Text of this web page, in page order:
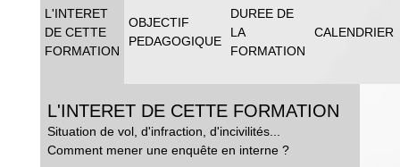
L'INTERET
DE CETTE
FORMATION
OBJECTIF
PEDAGOGIQUE
DUREE DE
LA
FORMATION
CALENDRIER
L'INTERET DE CETTE FORMATION
Situation de vol, d'infraction, d'incivilités...
Comment mener une enquête en interne ?